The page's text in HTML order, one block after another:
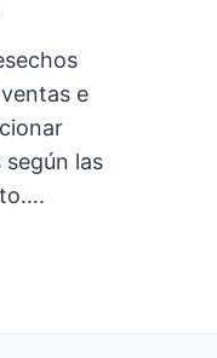
e
las